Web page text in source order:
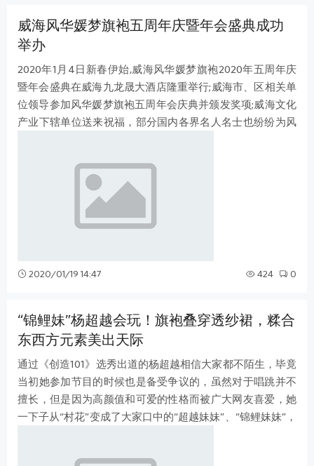
威海风华媛梦旗袍五周年庆暨年会盛典成功
举办
2020年1月4日新春伊始,威海风华媛梦旗袍2020年五周年庆
暨年会盛典在威海九龙晟大酒店隆重举行;威海市、区相关单
位领导参加风华媛梦旗袍五周年会庆典并颁发奖项;威海文化
产业下辖单位送来祝福，部分国内各界名人名士也纷纷为风
2020/01/19 14:47 424 0
“锦鲤妹”杨超越会玩！旗袍叠穿透纱裙，糅合
东西方元素美出天际
通过《创造101》选秀出道的杨超越相信大家都不陌生，毕竟
当初她参加节目的时候也是备受争议的，虽然对于唱跳并不
擅长，但是因为高颜值和可爱的性格而被广大网友喜爱，她
一下子从“村花”变成了大家口中的“超越妹妹”、“锦鲤妹妹”，